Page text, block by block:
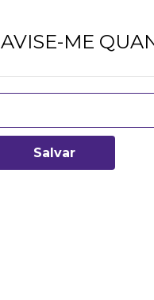
AVISE-ME
Salvar